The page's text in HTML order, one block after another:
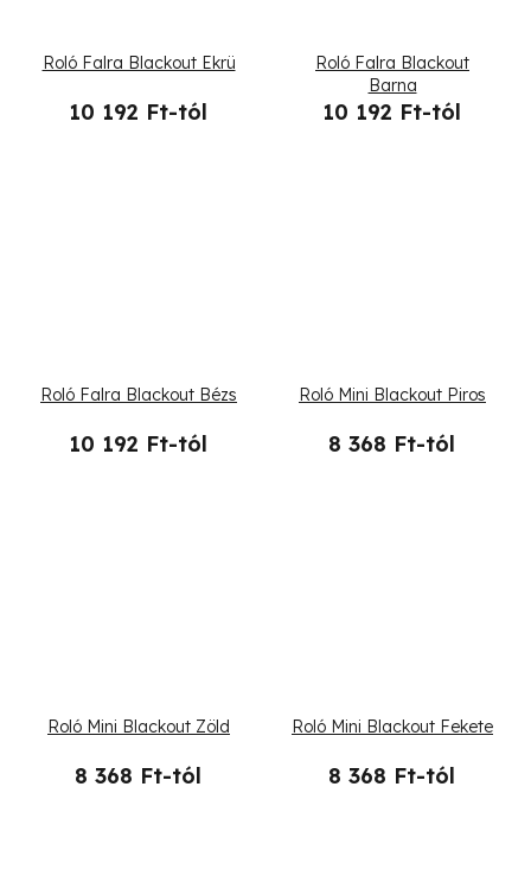
Roló Falra Blackout Ekrü
10 192 Ft-tól
Roló Falra Blackout
Barna
10 192 Ft-tól
Roló Falra Blackout Bézs
10 192 Ft-tól
Roló Mini Blackout Piros
8 368 Ft-tól
Roló Mini Blackout Zöld
8 368 Ft-tól
Roló Mini Blackout Fekete
8 368 Ft-tól